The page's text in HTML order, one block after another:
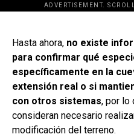
ADVERTISEMENT.
[adsforwp
Hasta ahora, no existe
para confirmar qué
específicamente en la
extensión real o si
con otros sistemas, por lo
consideran necesario
modificación del terreno.